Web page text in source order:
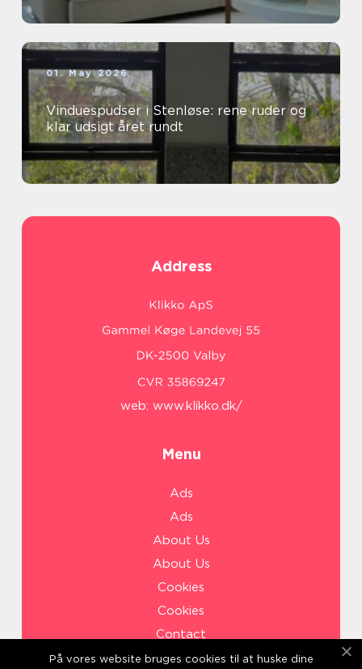
01. May 2026
Vinduespudser i Stenløse: rene ruder og
klar udsigt året rundt
Address
web: www.klikko.dk/
Menu
Ads
Ads
About Us
About Us
Cookies
Cookies
Contact
Contact
På vores website bruges cookies til at huske dine